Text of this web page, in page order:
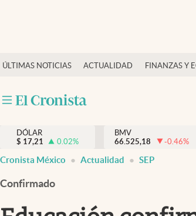
ÚLTIMAS NOTICIAS ACTUALIDAD FINANZAS Y
Actualidad
Internacionales
Opinión
Brand Strategy
DÓLAR
$ 17,21 0.02%
BMV
66.525,18
-0.46%
Cronista México Actualidad SEP
Confirmado